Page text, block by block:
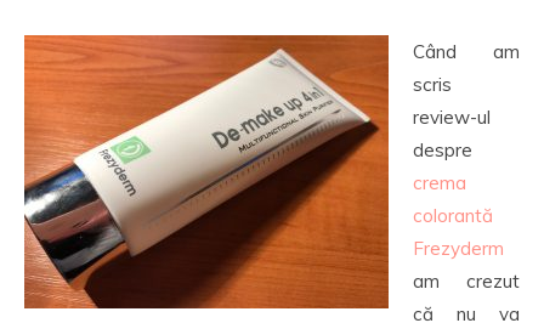
Când am
scris
review-ul
despre
crema
colorantă
Frezyderm
am crezut
că nu va